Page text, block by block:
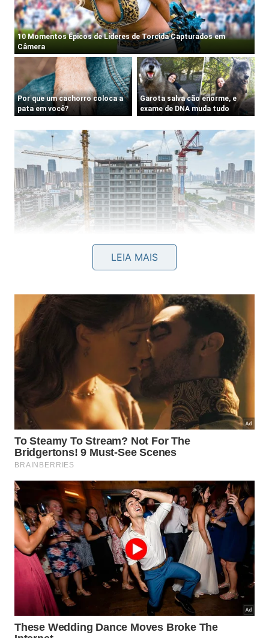
Cientistas americanos alcançam marco histórico ao
a partir de engenharia genética. – Imagem gerada por IA
Por outro lado, o modelo modular altera totalmente
essa dependência linear por meio do paralelismo.
Enquanto as fundações da torre estão sendo
escavadas no terreno, as peças internas são feitas
na fábrica. Essa estratégia moderna otimiza a
produtividadee reduz osprazos de entrega
substancialmente.
Como a escolha dos materiais
LEIA MAIS